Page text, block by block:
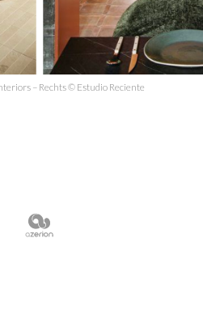
– Rechts © Estudio Reciente